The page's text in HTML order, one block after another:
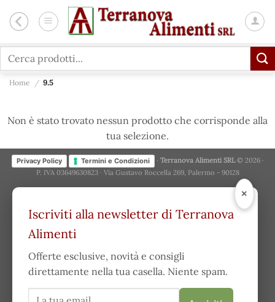
Cerca:
Home / 9.5
Non è stato trovato nessun prodotto che corrisponde alla
tua selezione.
Privacy Policy Termini e Condizioni · Terranova Alimenti SRL© 2026 ·
P. IVA 03649630823 · Via Gustavo Roccella 269, Palermo - 90128
×
Iscriviti alla newsletter di Terranova
Alimenti
Offerte esclusive, novità e consigli
direttamente nella tua casella. Niente spam.